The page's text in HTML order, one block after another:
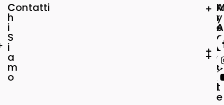
C
h
i
S
i
a
m
o
Contatti A
r
e
a
L
e
g
a
l
e
y
A
c
c
o
u
n
t